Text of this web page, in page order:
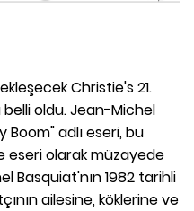
Christie's 21.
belli oldu. Jean-Michel
Boom" adlı eseri, bu
eseri olarak müzayede
Basquiat'nın 1982 tarihli
ailesine, köklerine ve